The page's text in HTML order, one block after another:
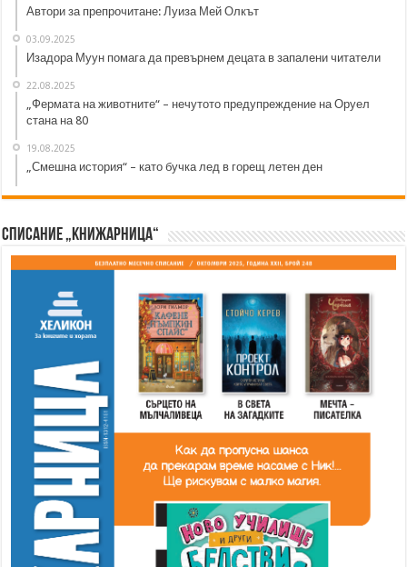
Автори за препрочитане: Луиза Мей Олкът
03.09.2025
Изадора Муун помага да превърнем децата в запалени читатели
22.08.2025
„Фермата на животните“ – нечутото предупреждение на Оруел
стана на 80
19.08.2025
„Смешна история“ – като бучка лед в горещ летен ден
Списание „Книжарница“